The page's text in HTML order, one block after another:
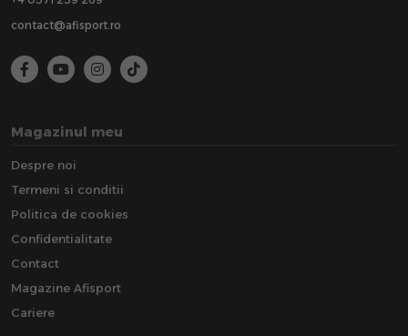
contact@afisport.ro
Magazinul meu
Despre noi
Termeni si conditii
Politica de cookies
Confidentialitate
Contact
Magazine Afisport
Cariere